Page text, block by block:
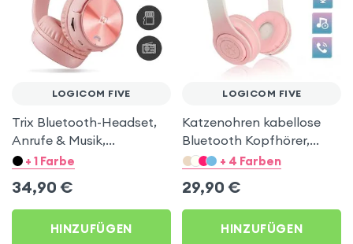
LOGICOM FIVE
Trix Bluetooth-Headset,
Anrufe & Musik,
Integrierter FM-Tuner /
Swissten – Rosa für
Logicom Five
+ 1 Farbe
34,90 €
HINZUFÜGEN
LOGICOM FIVE
Katzenohren kabellose
Bluetooth Kopfhörer,
Kitty Headset – Rosa für
+ 4 Farben
29,90 €
HINZUFÜGEN